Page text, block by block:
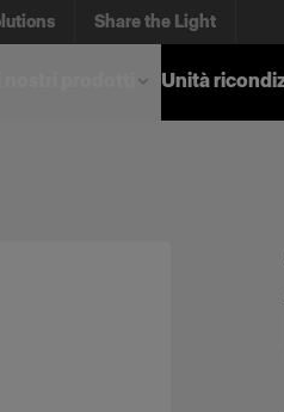
Share the Light
Unità